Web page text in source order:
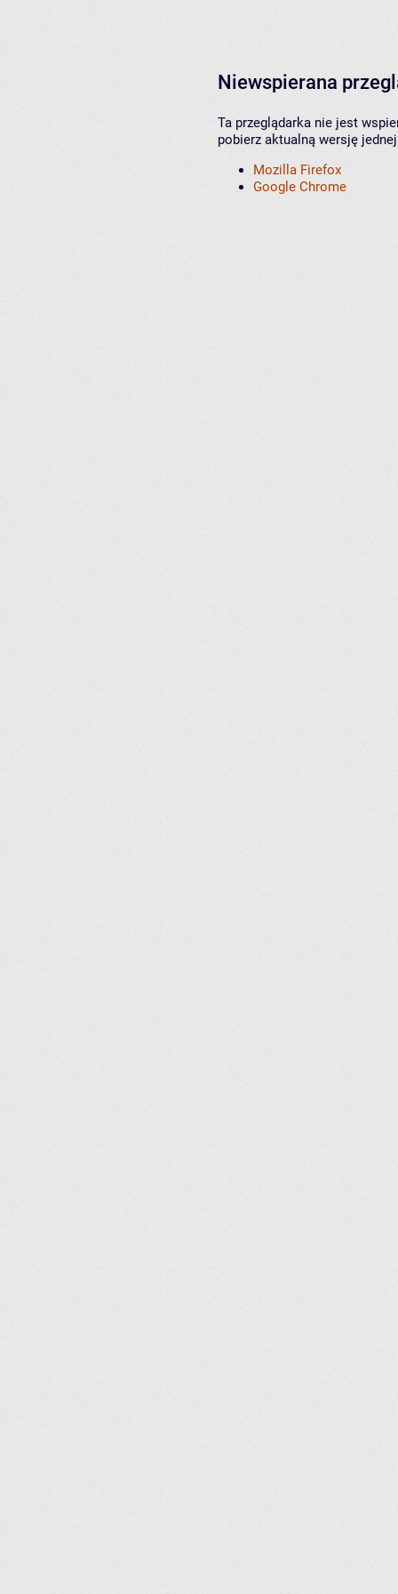
Niewspierana
Ta przeglądarka nie jest
pobierz aktualną wersję
Mozilla Firefox
Google Chrome